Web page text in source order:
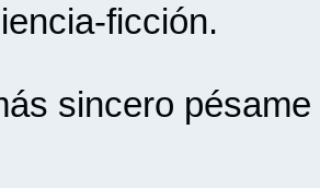
ficción.
sincero